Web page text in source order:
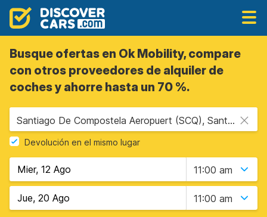
Busque ofertas en Ok Mobility, compare
con otros proveedores de alquiler de
coches y ahorre hasta un 70 %.
Santiago De Compostela Aeropuert (SCQ), Santiago de Compostela, España
Devolución en el mismo lugar
11:00 am
11:00 am